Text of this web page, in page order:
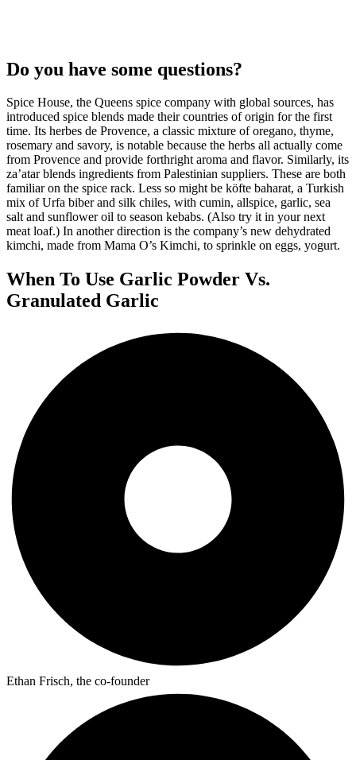
Do you have some questions?
Spice House, the Queens spice company with global sources, has
introduced spice blends made their countries of origin for the first
time. Its herbes de Provence, a classic mixture of oregano, thyme,
rosemary and savory, is notable because the herbs all actually come
from Provence and provide forthright aroma and flavor. Similarly, its
za’atar blends ingredients from Palestinian suppliers. These are both
familiar on the spice rack. Less so might be köfte baharat, a Turkish
mix of Urfa biber and silk chiles, with cumin, allspice, garlic, sea
salt and sunflower oil to season kebabs. (Also try it in your next
meat loaf.) In another direction is the company’s new dehydrated
kimchi, made from Mama O’s Kimchi, to sprinkle on eggs, yogurt.
When To Use Garlic Powder Vs.
Granulated Garlic
Ethan Frisch, the co-founder